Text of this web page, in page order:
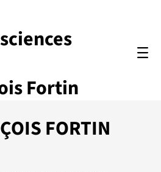
Fortin
FORTIN